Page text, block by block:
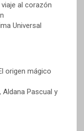
al corazón
Universal
origen mágico
Pascual y